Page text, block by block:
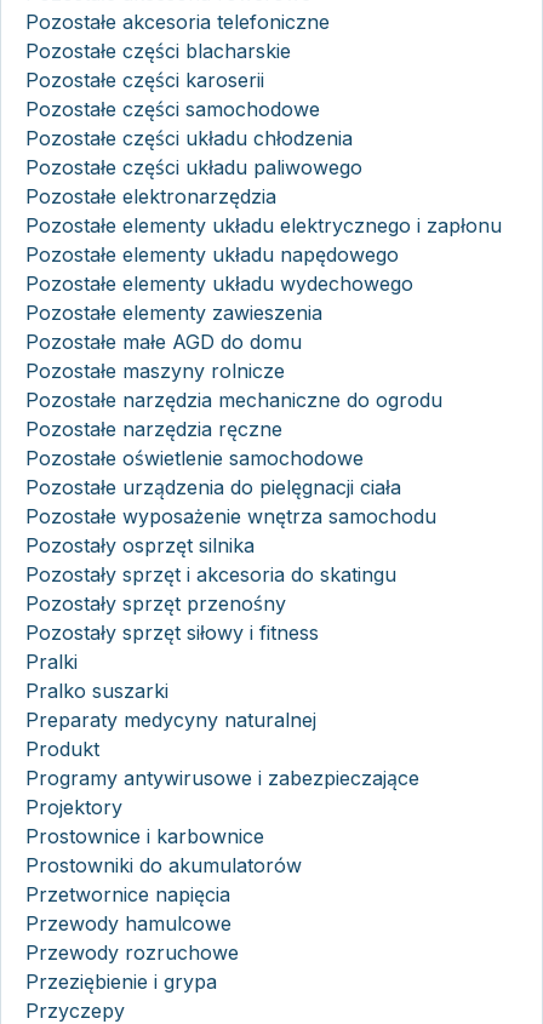
Pozostałe akcesoria telefoniczne
Pozostałe części blacharskie
Pozostałe części karoserii
Pozostałe części samochodowe
Pozostałe części układu chłodzenia
Pozostałe części układu paliwowego
Pozostałe elektronarzędzia
Pozostałe elementy układu elektrycznego i zapłonu
Pozostałe elementy układu napędowego
Pozostałe elementy układu wydechowego
Pozostałe elementy zawieszenia
Pozostałe małe AGD do domu
Pozostałe maszyny rolnicze
Pozostałe narzędzia mechaniczne do ogrodu
Pozostałe narzędzia ręczne
Pozostałe oświetlenie samochodowe
Pozostałe urządzenia do pielęgnacji ciała
Pozostałe wyposażenie wnętrza samochodu
Pozostały osprzęt silnika
Pozostały sprzęt i akcesoria do skatingu
Pozostały sprzęt przenośny
Pozostały sprzęt siłowy i fitness
Pralki
Pralko suszarki
Preparaty medycyny naturalnej
Produkt
Programy antywirusowe i zabezpieczające
Projektory
Prostownice i karbownice
Prostowniki do akumulatorów
Przetwornice napięcia
Przewody hamulcowe
Przewody rozruchowe
Przeziębienie i grypa
Przyczepy